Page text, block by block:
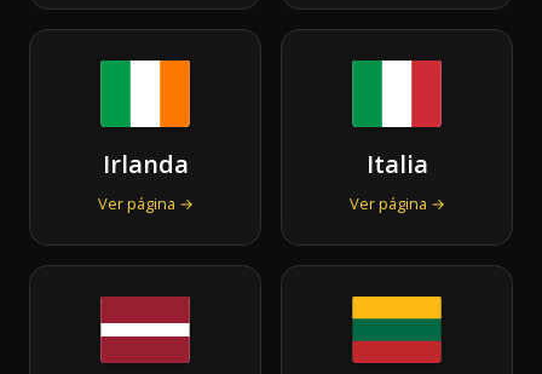
Irlanda
Ver página →
Italia
Ver página →